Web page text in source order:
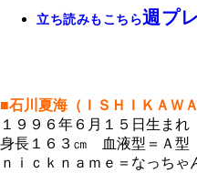
立ち読みもこちら週プ
■石川夏海（ＩＳＨＩＫＡＷ
１９９６年６月１５日生ま
身長１６３㎝ 血液型＝Ａ型
ｎｉｃｋｎａｍｅ＝なっちゃ